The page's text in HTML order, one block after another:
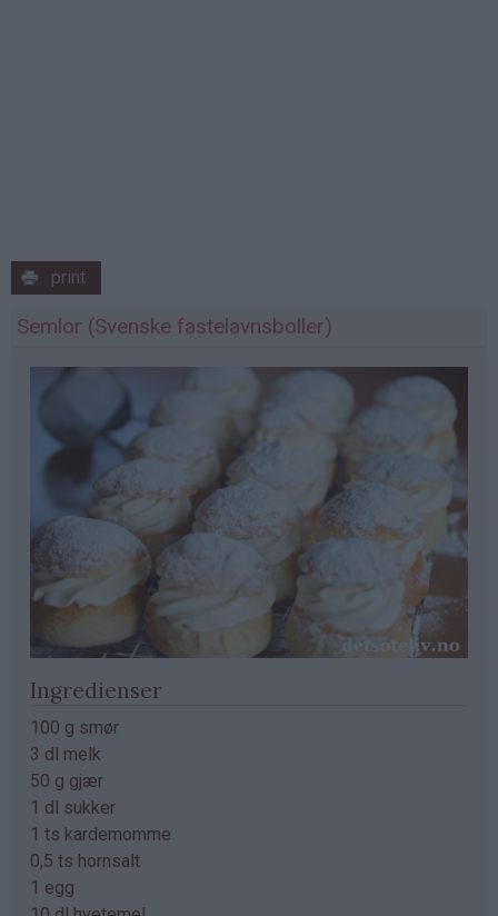
print
Semlor (Svenske fastelavnsboller)
Ingredienser
100 g smør
3 dl melk
50 g gjær
1 dl sukker
1 ts kardemomme
0,5 ts hornsalt
1 egg